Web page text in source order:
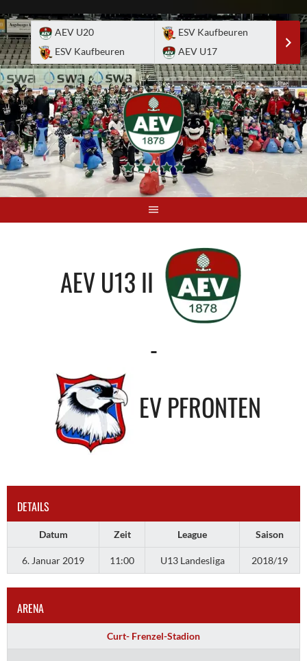
to
content
AEV U20
ESV Kaufbeuren
ESV Kaufbeuren
AEV U17
AEV U13 II
-
EV PFRONTEN
DETAILS
Datum Zeit League Saison
6. Januar 2019 11:00 U13 Landesliga 2018/19
ARENA
Curt- Frenzel-Stadion